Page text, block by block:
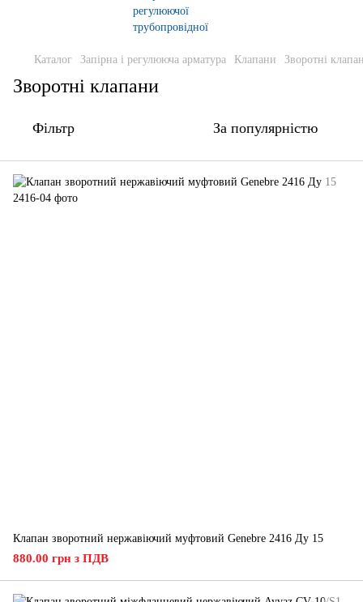
Каталог Запірна і регулююча арматура Клапани Зворотні
Зворотні клапани
Фільтр За популярністю
Клапан зворотний нержавіючий муфтовий Genebre 2416 Ду 15
880.00 грн з ПДВ